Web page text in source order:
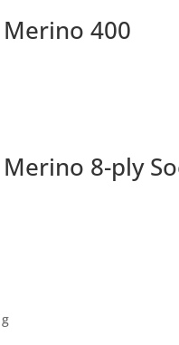
400
8-ply
g